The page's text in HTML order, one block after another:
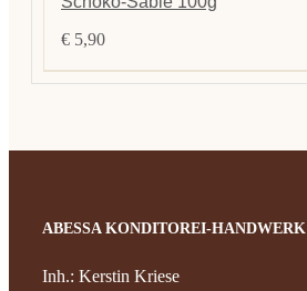
€ 5,90
ABESSA KONDITOREI-HANDWERK
Inh.: Kerstin Kriese